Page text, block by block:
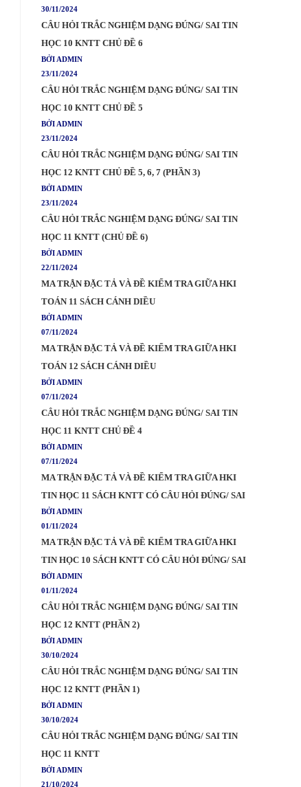
30/11/2024
CÂU HỎI TRẮC NGHIỆM DẠNG ĐÚNG/ SAI TIN
HỌC 10 KNTT CHỦ ĐỀ 6
BỞI ADMIN
23/11/2024
CÂU HỎI TRẮC NGHIỆM DẠNG ĐÚNG/ SAI TIN
HỌC 10 KNTT CHỦ ĐỀ 5
BỞI ADMIN
23/11/2024
CÂU HỎI TRẮC NGHIỆM DẠNG ĐÚNG/ SAI TIN
HỌC 12 KNTT CHỦ ĐỀ 5, 6, 7 (PHẦN 3)
BỞI ADMIN
23/11/2024
CÂU HỎI TRẮC NGHIỆM DẠNG ĐÚNG/ SAI TIN
HỌC 11 KNTT (CHỦ ĐỀ 6)
BỞI ADMIN
22/11/2024
MA TRẬN ĐẶC TẢ VÀ ĐỀ KIỂM TRA GIỮA HKI
TOÁN 11 SÁCH CÁNH DIỀU
BỞI ADMIN
07/11/2024
MA TRẬN ĐẶC TẢ VÀ ĐỀ KIỂM TRA GIỮA HKI
TOÁN 12 SÁCH CÁNH DIỀU
BỞI ADMIN
07/11/2024
CÂU HỎI TRẮC NGHIỆM DẠNG ĐÚNG/ SAI TIN
HỌC 11 KNTT CHỦ ĐỀ 4
BỞI ADMIN
07/11/2024
MA TRẬN ĐẶC TẢ VÀ ĐỀ KIỂM TRA GIỮA HKI
TIN HỌC 11 SÁCH KNTT CÓ CÂU HỎI ĐÚNG/ SAI
BỞI ADMIN
01/11/2024
MA TRẬN ĐẶC TẢ VÀ ĐỀ KIỂM TRA GIỮA HKI
TIN HỌC 10 SÁCH KNTT CÓ CÂU HỎI ĐÚNG/ SAI
BỞI ADMIN
01/11/2024
CÂU HỎI TRẮC NGHIỆM DẠNG ĐÚNG/ SAI TIN
HỌC 12 KNTT (PHẦN 2)
BỞI ADMIN
30/10/2024
CÂU HỎI TRẮC NGHIỆM DẠNG ĐÚNG/ SAI TIN
HỌC 12 KNTT (PHẦN 1)
BỞI ADMIN
30/10/2024
CÂU HỎI TRẮC NGHIỆM DẠNG ĐÚNG/ SAI TIN
HỌC 11 KNTT
BỞI ADMIN
21/10/2024